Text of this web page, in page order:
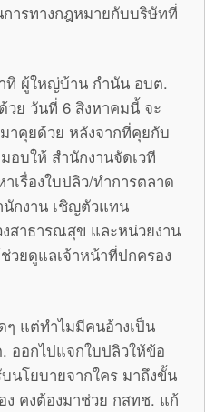
ารทางกฎหมายกับบริษัทที่
ทิ ผู้ใหญ่บ้าน กำนัน อบต.
วย วันที่ 6 สิงหาคมนี้ จะ
าคุยด้วย หลังจากที่คุยกับ
บให้ สำนักงานจัดเวที
เรื่องใบปลิว/ทำการตลาด
กงาน เชิญตัวแทน
สาธารณสุข และหน่วยงาน
วยดูแลเจ้าหน้าที่ปกครอง
ๆ แต่ทำไมมีคนอ้างเป็น
ออกไปแจกใบปลิวให้ข้อ
นโยบายจากใคร มาถึงขั้น
ง คงต้องมาช่วย กสทช. แก้